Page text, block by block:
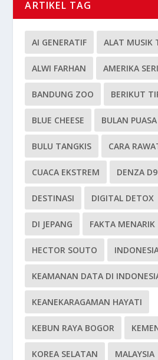
ARTIKEL TAG
AI GENERATIF ALAT MUSIK
ALWI FARHAN AMERIKA
BANDUNG ZOO BERIKUT
BLUE CHEESE BULAN PUASA
BULU TANGKIS CARA
CUACA EKSTREM DENZA D9
DESTINASI DIGITAL DETOX
DI JEPANG FAKTA MENARIK
HECTOR SOUTO
KEAMANAN DATA DI
KEANEKARAGAMAN HAYATI
KEBUN RAYA BOGOR
KOREA SELATAN MALAYSIA